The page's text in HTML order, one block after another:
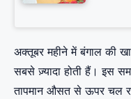
अक्तूबर महीने में बंगाल की
सबसे ज़्यादा होती हैं। इस
तापमान औसत से ऊपर चल